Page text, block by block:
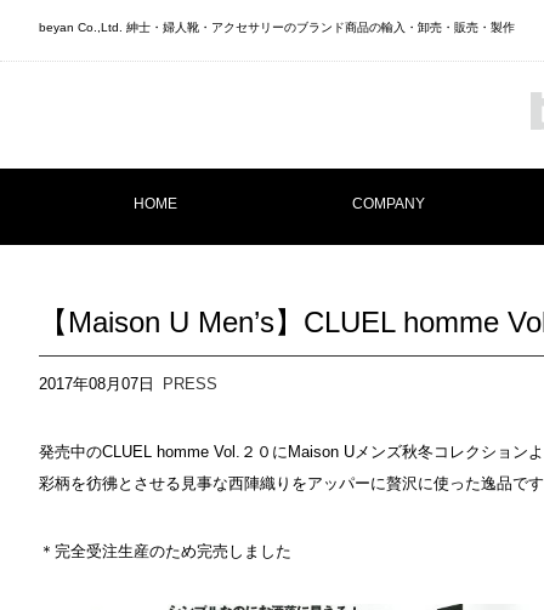
beyan Co.,Ltd. 紳士・婦人靴・アクセサリーのブランド商品の輸入・卸売・販売・製作
HOME COMPANY
【Maison U Men’s】CLUEL homme
2017年08月07日 PRESS
発売中のCLUEL homme Vol.２０にMaison Uメンズ秋冬コレクション
彩柄を彷彿とさせる見事な西陣織りをアッパーに贅沢に使った逸品で
＊完全受注生産のため完売しました